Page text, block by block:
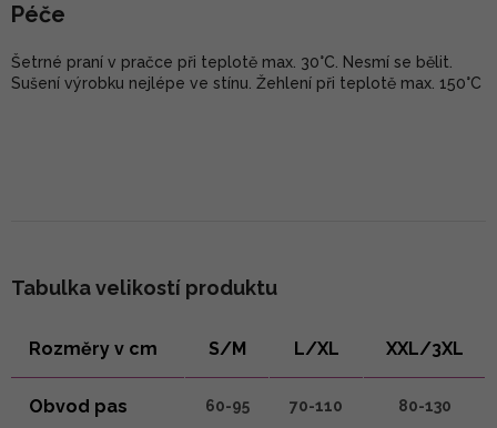
Péče
Šetrné praní v pračce při teplotě max. 30°C. Nesmí se bělit.
Sušení výrobku nejlépe ve stínu. Žehlení při teplotě max. 150°C
Tabulka velikostí produktu
Rozměry v cm S/M L/XL XXL/3XL
Obvod pas 60-95 70-110 80-130